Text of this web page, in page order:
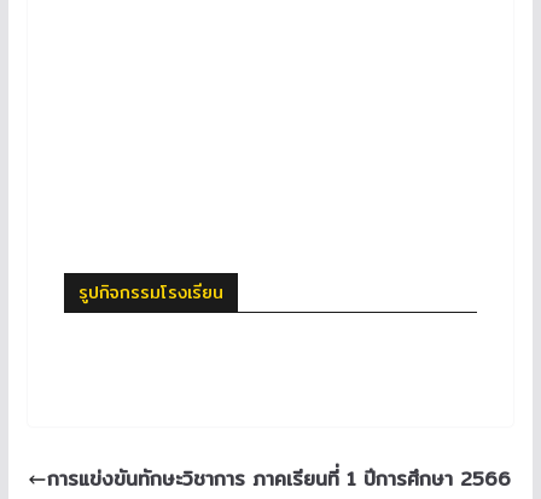
รูปกิจกรรมโรงเรียน
การแข่งขันทักษะวิชาการ ภาคเรียนที่ 1 ปีการศึกษา 2566